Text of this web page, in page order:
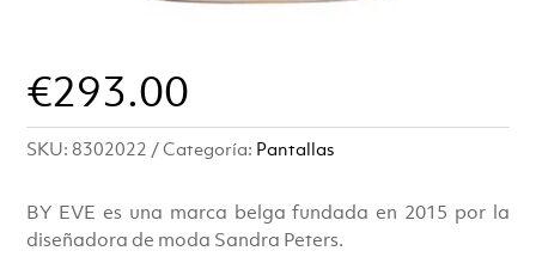
€293.00
SKU: 8302022 Categoría: Pantallas
BY EVE es una marca belga fundada en 2015 por la
diseñadora de moda Sandra Peters.